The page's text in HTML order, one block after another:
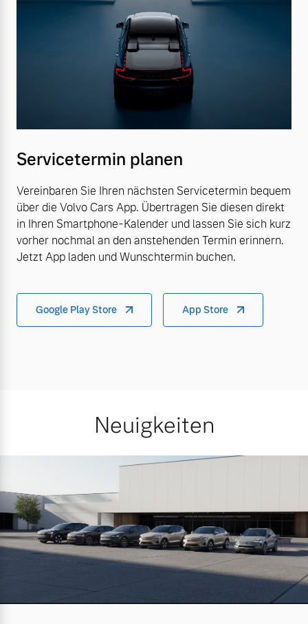
Servicetermin planen
Vereinbaren Sie Ihren nächsten Servicetermin bequem
über die Volvo Cars App. Übertragen Sie diesen direkt
in Ihren Smartphone-Kalender und lassen Sie sich kurz
vorher nochmal an den anstehenden Termin erinnern.
Jetzt App laden und Wunschtermin buchen.
Google Play Store App Store
Neuigkeiten